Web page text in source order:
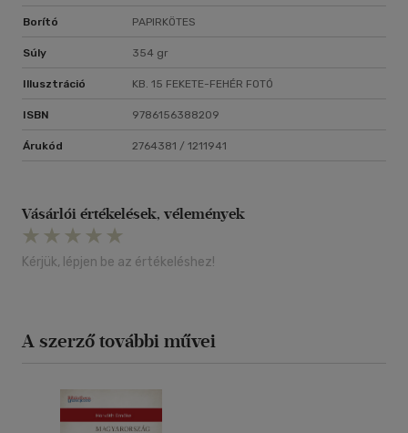
Borító PAPIRKÖTES
Súly 354 gr
Illusztráció KB. 15 FEKETE-FEHÉR FOTÓ
ISBN 9786156388209
Árukód 2764381 / 1211941
Vásárlói értékelések, vélemények
Kérjük, lépjen be az értékeléshez!
A szerző további művei